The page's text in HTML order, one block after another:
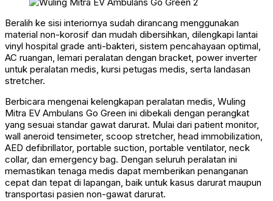
Beralih ke sisi interiornya sudah dirancang menggunakan
material non-korosif dan mudah dibersihkan, dilengkapi lantai
vinyl hospital grade anti-bakteri, sistem pencahayaan optimal,
AC ruangan, lemari peralatan dengan bracket, power inverter
untuk peralatan medis, kursi petugas medis, serta landasan
stretcher.
Berbicara mengenai kelengkapan peralatan medis, Wuling
Mitra EV Ambulans Go Green ini dibekali dengan perangkat
yang sesuai standar gawat darurat. Mulai dari patient monitor,
wall aneroid tensimeter, scoop stretcher, head immobilization,
AED defibrillator, portable suction, portable ventilator, neck
collar, dan emergency bag. Dengan seluruh peralatan ini
memastikan tenaga medis dapat memberikan penanganan
cepat dan tepat di lapangan, baik untuk kasus darurat maupun
transportasi pasien non-gawat darurat.